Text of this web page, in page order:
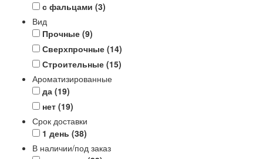
с фальцами (3)
Вид
Прочные (9)
Сверхпрочные (14)
Строительные (15)
Ароматизированные
да (19)
нет (19)
Срок доставки
1 день (38)
В наличии/под заказ